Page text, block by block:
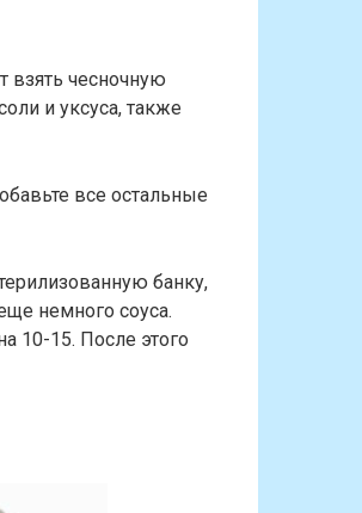
взять чесночную
и уксуса, также
все остальные
банку,
немного соуса.
10-15. После этого